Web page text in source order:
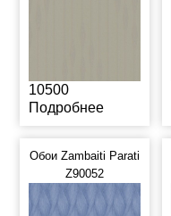
10500
Подробнее
Обои Zambaiti Parati
Z90052